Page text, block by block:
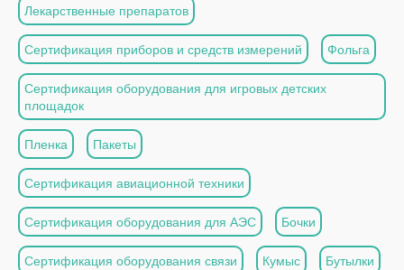
Лекарственные препаратов
Сертификация приборов и средств измерений Фольга
Сертификация оборудования для игровых детских
площадок
Пленка Пакеты
Сертификация авиационной техники
Сертификация оборудования для АЭС Бочки
Сертификация оборудования связи Кумыс Бутылки